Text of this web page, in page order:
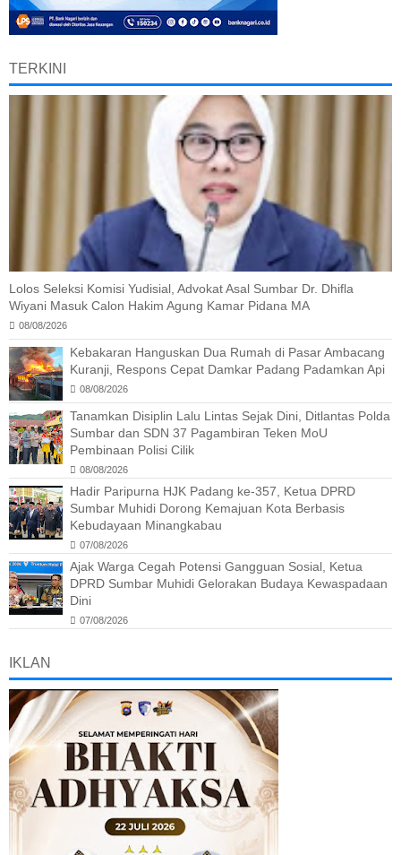
TERKINI
Lolos Seleksi Komisi Yudisial, Advokat Asal Sumbar Dr. Dhifla
Wiyani Masuk Calon Hakim Agung Kamar Pidana MA
08/08/2026
Kebakaran Hanguskan Dua Rumah di Pasar Ambacang
Kuranji, Respons Cepat Damkar Padang Padamkan Api
08/08/2026
Tanamkan Disiplin Lalu Lintas Sejak Dini, Ditlantas Polda
Sumbar dan SDN 37 Pagambiran Teken MoU
Pembinaan Polisi Cilik
08/08/2026
Hadir Paripurna HJK Padang ke-357, Ketua DPRD
Sumbar Muhidi Dorong Kemajuan Kota Berbasis
Kebudayaan Minangkabau
07/08/2026
Ajak Warga Cegah Potensi Gangguan Sosial, Ketua
DPRD Sumbar Muhidi Gelorakan Budaya Kewaspadaan
Dini
07/08/2026
IKLAN